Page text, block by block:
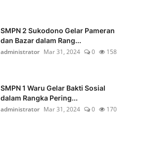
SMPN 2 Sukodono Gelar Pameran
dan Bazar dalam Rang...
administrator Mar 31, 2024 0 158
SMPN 1 Waru Gelar Bakti Sosial
dalam Rangka Pering...
administrator Mar 31, 2024 0 170